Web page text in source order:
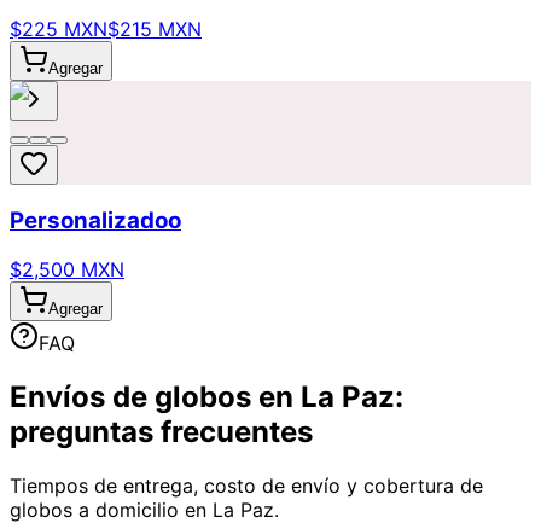
$225 MXN$215 MXN
Agregar
Personalizadoo
$2,500 MXN
Agregar
FAQ
Envíos de globos en La Paz:
preguntas frecuentes
Tiempos de entrega, costo de envío y cobertura de
globos a domicilio en La Paz.